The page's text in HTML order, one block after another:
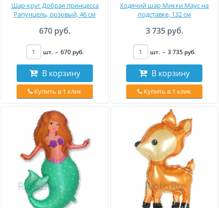
Шар-круг Добрая принцесса
Рапунцель, розовый, 46 см
670 руб.
шт. – 670 руб.
В корзину
Купить в 1 клик
Ходячий шар Микки Маус на
подставке, 132 см
3 735 руб.
шт. – 3 735 руб.
В корзину
Купить в 1 клик